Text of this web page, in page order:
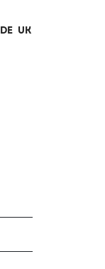
DE UK